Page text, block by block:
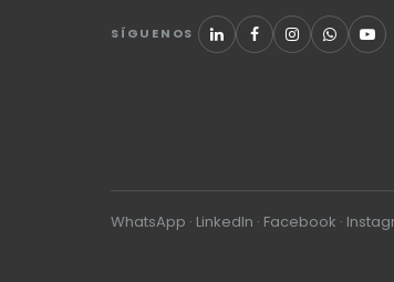
SÍGUENOS
WhatsApp · LinkedIn · Facebook ·